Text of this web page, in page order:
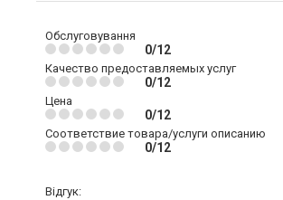
Обслуговування
0/12
Качество предоставляемых услуг
0/12
Цена
0/12
Соответствие товара/услуги описанию
0/12
Відгук: